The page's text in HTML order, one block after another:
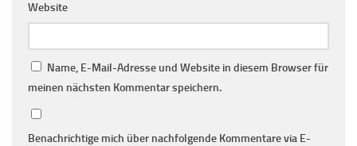
Website
Name, E-Mail-Adresse und Website in diesem Browser für
meinen nächsten Kommentar speichern.
Benachrichtige mich über nachfolgende Kommentare via E-